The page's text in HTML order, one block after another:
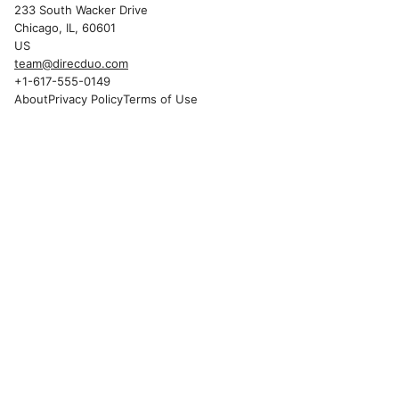
233 South Wacker Drive
Chicago, IL, 60601
US
team@direcduo.com
+1-617-555-0149
AboutPrivacy PolicyTerms of Use